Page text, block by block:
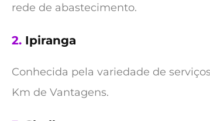
rede de abastecimento.
2. Ipiranga
Conhecida pela variedade de
Km de Vantagens.